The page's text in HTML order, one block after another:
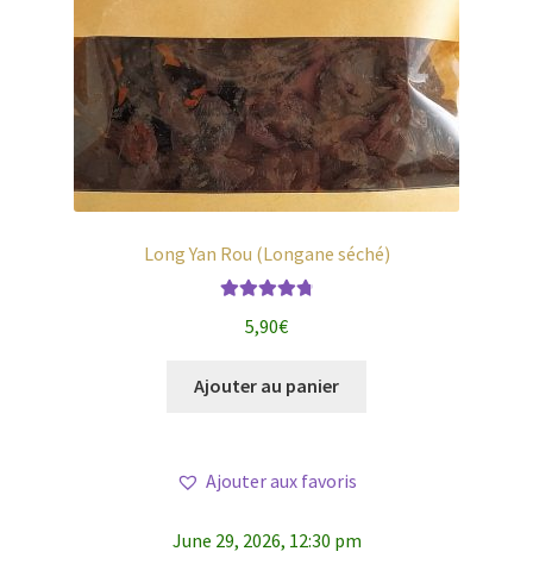
Long Yan Rou (Longane séché)
sur 5
5,90€
Ajouter au panier
Ajouter aux favoris
June 29, 2026, 12:30 pm